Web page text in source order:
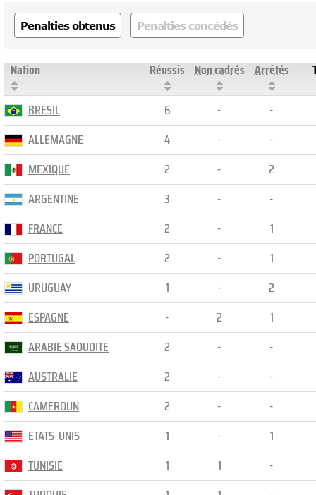
Penalties obtenus Penalties concédés
Nation
BRÉSIL
ALLEMAGNE
MEXIQUE
ARGENTINE
FRANCE
PORTUGAL
URUGUAY
ESPAGNE
ARABIE SAOUDITE
AUSTRALIE
CAMEROUN
ETATS-UNIS
TUNISIE
Réussis Non cadrés Arrêtés
6 -
-
4
-
-
2
-
2
3
-
-
2
-
1
2
-
1
1
-
2
-
2
1
2
-
-
2
-
-
2
-
-
1
-
1
1
1
-